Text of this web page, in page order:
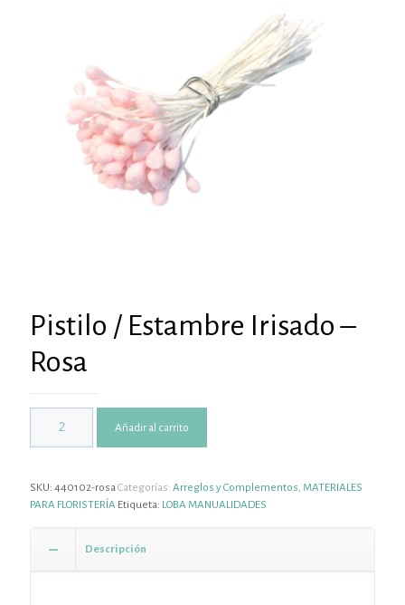
Pistilo / Estambre Irisado –
Rosa
Añadir al carrito
SKU: 440102-rosaCategorías: Arreglos y Complementos, MATERIALES
PARA FLORISTERÍA Etiqueta: LOBA MANUALIDADES
Descripción